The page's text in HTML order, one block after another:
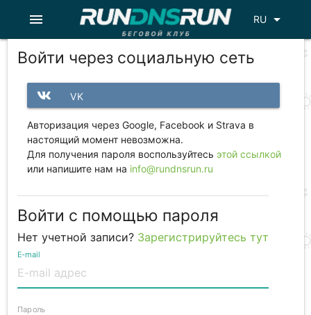
RU arrow_drop_down
menu
Войти через социальную сеть
VK
Авторизация через Google, Facebook и Strava в
настоящий момент невозможна.
Для получения пароля воспользуйтесь этой ссылкой
или напишите нам на info@rundnsrun.ru
Войти с помощью пароля
Нет учетной записи? Зарегистрируйтесь тут
E-mail
Пароль